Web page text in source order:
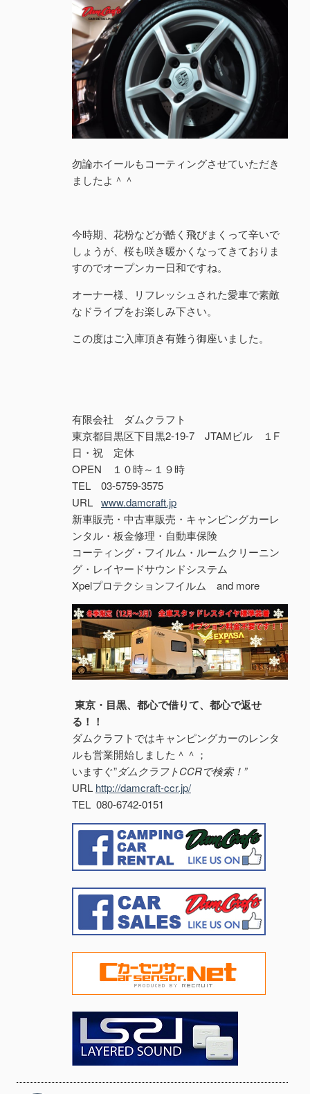
勿論ホイールもコーティングさせていただき
ましたよ＾＾
今時期、花粉などが酷く飛びまくって辛いで
しょうが、桜も咲き暖かくなってきておりま
すのでオープンカー日和ですね。
オーナー様、リフレッシュされた愛車で素敵
なドライブをお楽しみ下さい。
この度はご入庫頂き有難う御座いました。
有限会社 ダムクラフト
東京都目黒区下目黒2-19-7 JTAMビル １F
日・祝 定休
OPEN １０時～１９時
TEL 03-5759-3575
URL www.damcraft.jp
新車販売・中古車販売・キャンピングカーレ
ンタル・板金修理・自動車保険
コーティング・フイルム・ルームクリーニン
グ・レイヤードサウンドシステム
Xpelプロテクションフイルム and more
東京・目黒、都心で借りて、都心で返せ
る！！
ダムクラフトではキャンピングカーのレンタ
ルも営業開始しました＾＾；
いますぐ”ダムクラフトCCRで検索！”
URL http://damcraft-ccr.jp/
TEL 080-6742-0151